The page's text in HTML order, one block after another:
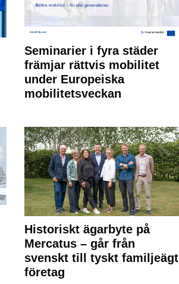
Seminarier i fyra städer
främjar rättvis mobilitet
under Europeiska
mobilitetsveckan
Historiskt ägarbyte på
Mercatus – går från
svenskt till tyskt familjeägt
företag